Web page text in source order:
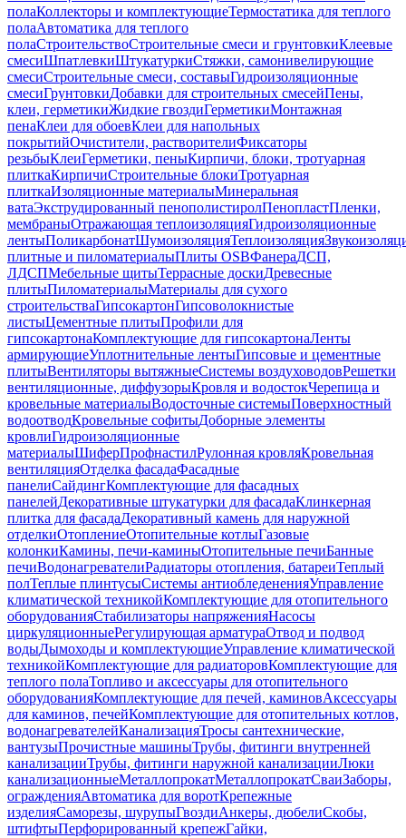
полаКоллекторы и комплектующиеТермостатика для теплого
полаАвтоматика для теплого
полаСтроительствоСтроительные смеси и грунтовкиКлеевые
смесиШпатлевкиШтукатуркиСтяжки, самонивелирующие
смесиСтроительные смеси, составыГидроизоляционные
смесиГрунтовкиДобавки для строительных смесейПены,
клеи, герметикиЖидкие гвоздиГерметикиМонтажная
пенаКлеи для обоевКлеи для напольных
покрытийОчистители, растворителиФиксаторы
резьбыКлеиГерметики, пеныКирпичи, блоки, тротуарная
плиткаКирпичиСтроительные блокиТротуарная
плиткаИзоляционные материалыМинеральная
ватаЭкструдированный пенополистиролПенопластПленки,
мембраныОтражающая теплоизоляцияГидроизоляционные
лентыПоликарбонатШумоизоляцияТеплоизоляция
плитные и пиломатериалыПлиты OSBФанераДСП,
ЛДСПМебельные щитыТеррасные доскиДревесные
плитыПиломатериалыМатериалы для сухого
строительстваГипсокартонГипсоволокнистые
листыЦементные плитыПрофили для
гипсокартонаКомплектующие для гипсокартонаЛенты
армирующиеУплотнительные лентыГипсовые и цементные
плитыВентиляторы вытяжныеСистемы воздуховодовРешетки
вентиляционные, диффузорыКровля и водостокЧерепица и
кровельные материалыВодосточные системыПоверхностный
водоотводКровельные софитыДоборные элементы
кровлиГидроизоляционные
материалыШиферПрофнастилРулонная кровляКровельная
вентиляцияОтделка фасадаФасадные
панелиСайдингКомплектующие для фасадных
панелейДекоративные штукатурки для фасадаКлинкерная
плитка для фасадаДекоративный камень для наружной
отделкиОтоплениеОтопительные котлыГазовые
колонкиКамины, печи-каминыОтопительные печиБанные
печиВодонагревателиРадиаторы отопления, батареиТеплый
полТеплые плинтусыСистемы антиобледененияУправление
климатической техникойКомплектующие для отопительного
оборудованияСтабилизаторы напряженияНасосы
циркуляционныеРегулирующая арматураОтвод и подвод
водыДымоходы и комплектующиеУправление климатической
техникойКомплектующие для радиаторовКомплектующие для
теплого полаТопливо и аксессуары для отопительного
оборудованияКомплектующие для печей, каминовАксессуары
для каминов, печейКомплектующие для отопительных котлов,
водонагревателейКанализацияТросы сантехнические,
вантузыПрочистные машиныТрубы, фитинги внутренней
канализацииТрубы, фитинги наружной канализацииЛюки
канализационныеМеталлопрокатМеталлопрокатСваиЗаборы,
огражденияАвтоматика для воротКрепежные
изделияСаморезы, шурупыГвоздиАнкеры, дюбелиСкобы,
штифтыПерфорированный крепежГайки,